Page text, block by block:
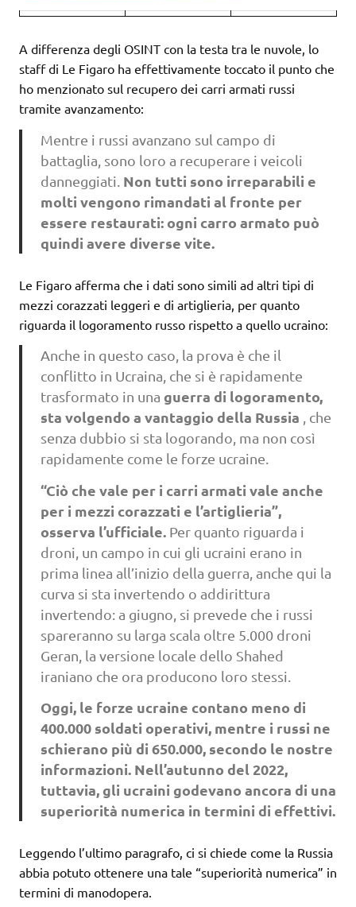
A differenza degli OSINT con la testa tra le nuvole, lo
staff di Le Figaro ha effettivamente toccato il punto che
ho menzionato sul recupero dei carri armati russi
tramite avanzamento:
Mentre i russi avanzano sul campo di
battaglia, sono loro a recuperare i veicoli
danneggiati. Non tutti sono irreparabili e
molti vengono rimandati al fronte per
essere restaurati: ogni carro armato può
quindi avere diverse vite.
Le Figaro afferma che i dati sono simili ad altri tipi di
mezzi corazzati leggeri e di artiglieria, per quanto
riguarda il logoramento russo rispetto a quello ucraino:
Anche in questo caso, la prova è che il
conflitto in Ucraina, che si è rapidamente
trasformato in una guerra di logoramento,
sta volgendo a vantaggio della Russia , che
senza dubbio si sta logorando, ma non così
rapidamente come le forze ucraine.
“Ciò che vale per i carri armati vale anche
per i mezzi corazzati e l’artiglieria”,
osserva l’ufficiale. Per quanto riguarda i
droni, un campo in cui gli ucraini erano in
prima linea all’inizio della guerra, anche qui la
curva si sta invertendo o addirittura
invertendo: a giugno, si prevede che i russi
spareranno su larga scala oltre 5.000 droni
Geran, la versione locale dello Shahed
iraniano che ora producono loro stessi.
Oggi, le forze ucraine contano meno di
400.000 soldati operativi, mentre i russi ne
schierano più di 650.000, secondo le nostre
informazioni. Nell’autunno del 2022,
tuttavia, gli ucraini godevano ancora di una
superiorità numerica in termini di effettivi.
Leggendo l’ultimo paragrafo, ci si chiede come la Russia
abbia potuto ottenere una tale “superiorità numerica” ​​in
termini di manodopera.